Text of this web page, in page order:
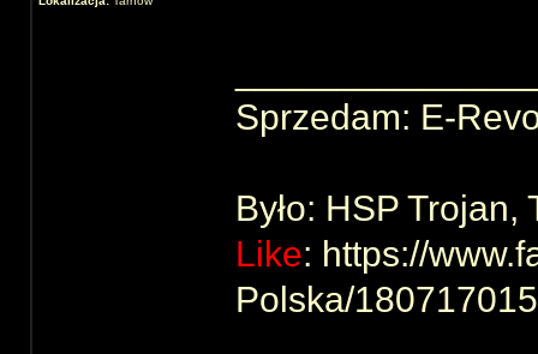
Sprzedam: E-
Było: HSP
Like: https://
Polska/